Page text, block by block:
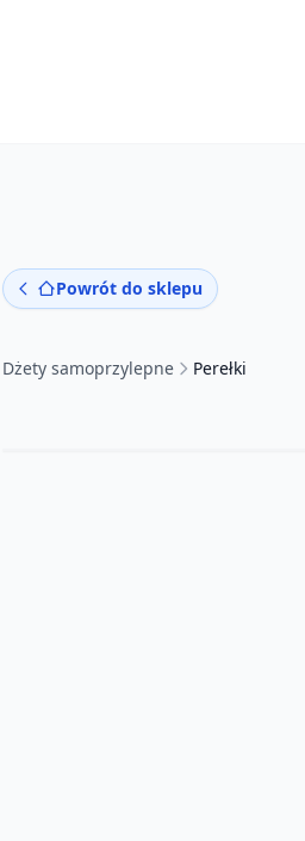
Powrót do sklepu
Dżety samoprzylepne Perełki